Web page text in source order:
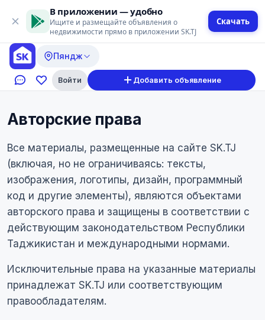
В приложении — удобно
Ищите и размещайте объявления о
недвижимости прямо в приложении SK.TJ
Скачать
Пяндж
Войти Добавить объявление
Авторские права
Все материалы, размещенные на сайте SK.TJ
(включая, но не ограничиваясь: тексты,
изображения, логотипы, дизайн, программный
код и другие элементы), являются объектами
авторского права и защищены в соответствии с
действующим законодательством Республики
Таджикистан и международными нормами.
Исключительные права на указанные материалы
принадлежат SK.TJ или соответствующим
правообладателям.